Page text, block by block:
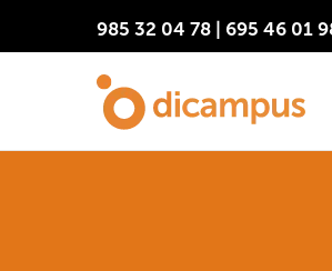
985 32 04 78 695 46 01